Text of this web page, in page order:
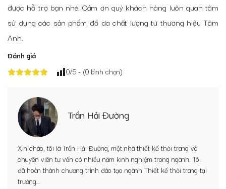
được hỗ trợ bạn nhé. Cảm ơn quý khách hàng luôn quan tâm
sử dụng các sản phẩm đồ da chất lượng từ thương hiệu Tâm
Anh.
Đánh giá
0/5 - (0 bình chọn)
Trần Hải Đường
Xin chào, tôi là Trần Hải Đường, một nhà thiết kế thời trang và
chuyên viên tư vấn có nhiều năm kinh nghiệm trong ngành. Tôi
đã hoàn thành chương trình đào tạo ngành Thiết kế thời trang tại
trường...